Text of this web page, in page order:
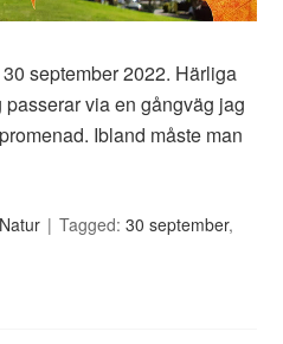
september 2022. Härliga
via en gångväg jag
Ibland måste man
Natur Tagged:30 september,